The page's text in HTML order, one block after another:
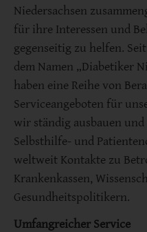
Niedersachsen
für ihre Interessen und
gegenseitig zu helfen.
dem Namen „Diabetiker
haben eine Reihe von
Serviceangeboten für
wir ständig ausbauen
Selbsthilfe- und
weltweit Kontakte zu
Krankenkassen,
Gesundheitspolitikern.
Umfangreicher Service